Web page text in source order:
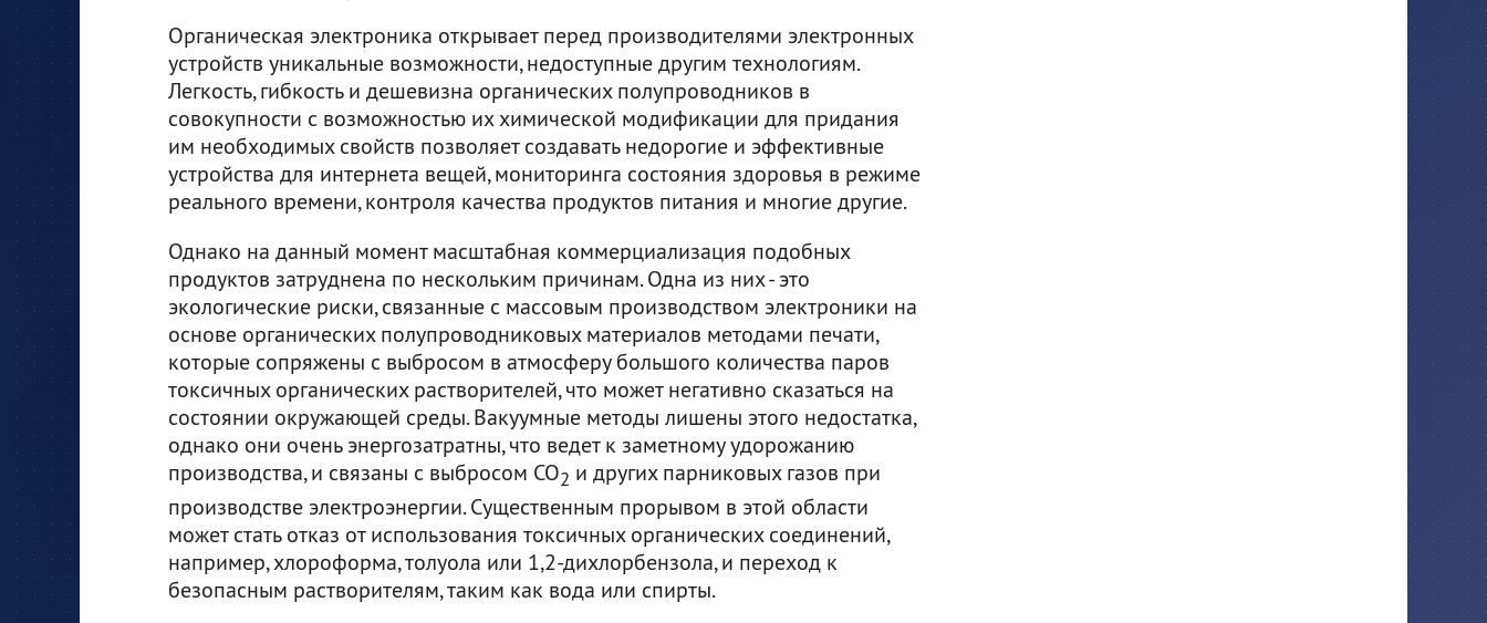
Органическая электроника открывает перед производителями электронных
устройств уникальные возможности, недоступные другим технологиям.
Легкость, гибкость и дешевизна органических полупроводников в
совокупности с возможностью их химической модификации для придания
им необходимых свойств позволяет создавать недорогие и эффективные
устройства для интернета вещей, мониторинга состояния здоровья в режиме
реального времени, контроля качества продуктов питания и многие другие.
Однако на данный момент масштабная коммерциализация подобных
продуктов затруднена по нескольким причинам. Одна из них - это
экологические риски, связанные с массовым производством электроники на
основе органических полупроводниковых материалов методами печати,
которые сопряжены с выбросом в атмосферу большого количества паров
токсичных органических растворителей, что может негативно сказаться на
состоянии окружающей среды. Вакуумные методы лишены этого недостатка,
однако они очень энергозатратны, что ведет к заметному удорожанию
производства, и связаны с выбросом СО2 и других парниковых газов при
производстве электроэнергии. Существенным прорывом в этой области
может стать отказ от использования токсичных органических соединений,
например, хлороформа, толуола или 1,2-дихлорбензола, и переход к
безопасным растворителям, таким как вода или спирты.